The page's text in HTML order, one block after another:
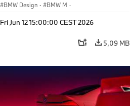
BMW Design · BMW M ·
Fri Jun 12 15:00:00 CEST 2026
5,09 MB